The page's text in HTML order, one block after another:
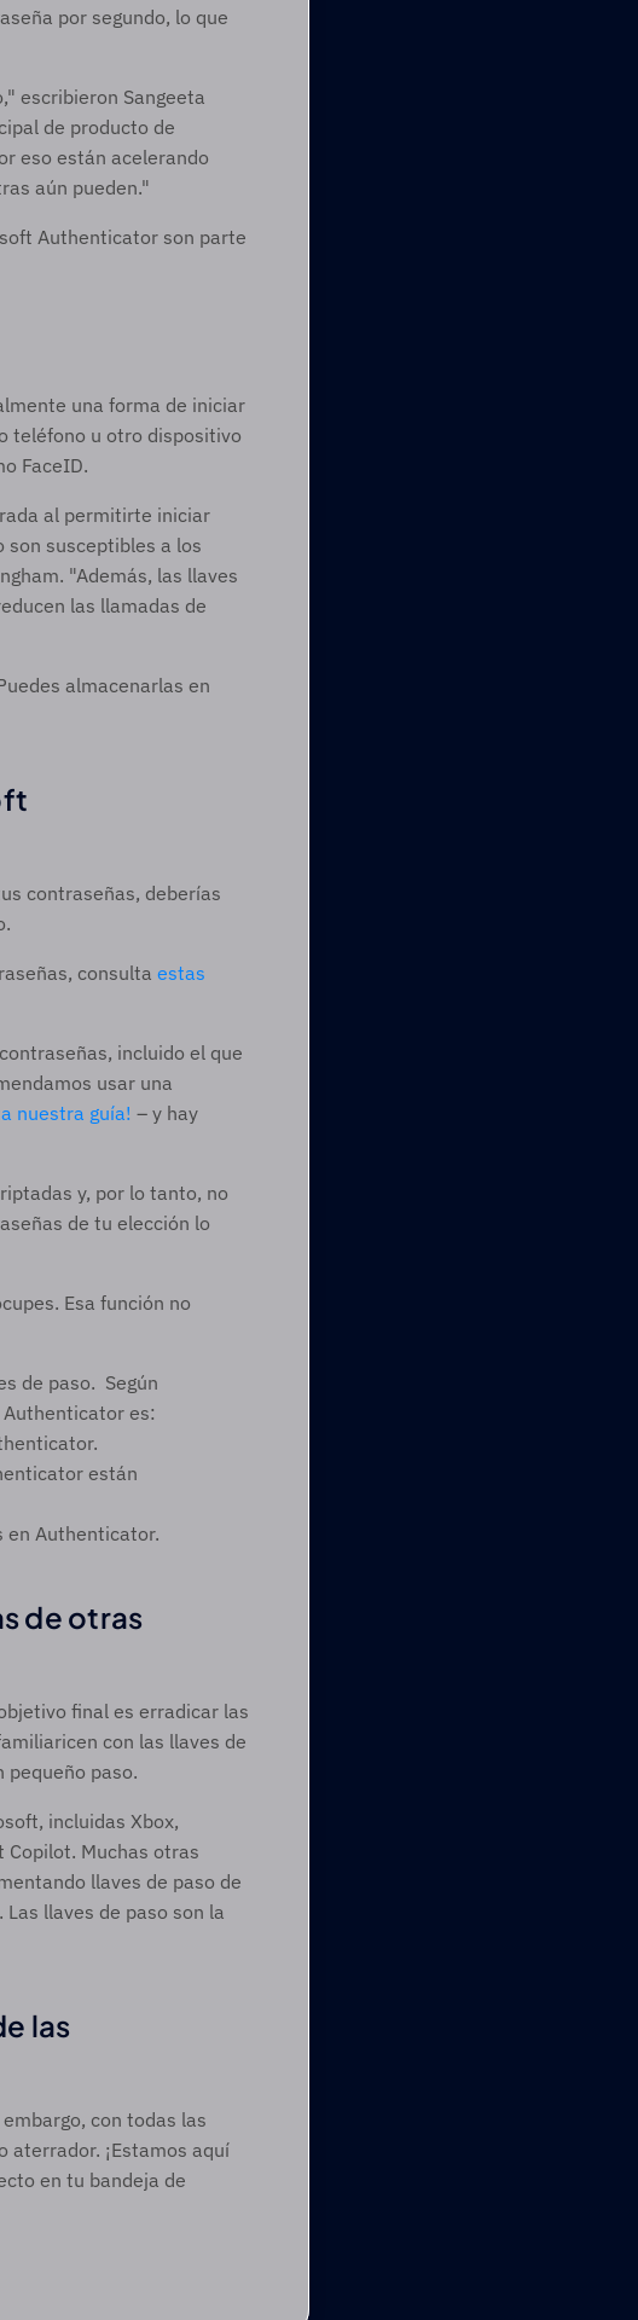
por segundo, lo que
escribieron Sangeeta
de producto de
eso están acelerando
aún pueden."
Authenticator son parte
una forma de iniciar
teléfono u otro dispositivo
FaceID.
al permitirte iniciar
son susceptibles a los
"Además, las llaves
las llamadas de
almacenarlas en
contraseñas, deberías
consulta estas
incluido el que
usar una
nuestra guía! – y hay
y, por lo tanto, no
de tu elección lo
Esa función no
paso.  Según
es:
están
en Authenticator.
de otras
final es erradicar las
con las llaves de
pequeño paso.
incluidas Xbox,
Muchas otras
llaves de paso de
llaves de paso son la
las
con todas las
aterrador. ¡Estamos aquí
en tu bandeja de